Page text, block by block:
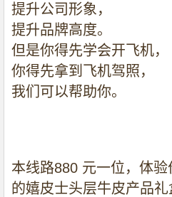
提升公司形象，
提升品牌高度。
但是你得先学会开飞机，
你得先拿到飞机驾照，
我们可以帮助你。
本线路880 元一位，体
的嬉皮士头层牛皮产品礼